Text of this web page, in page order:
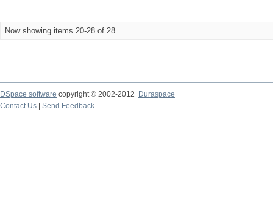
Now showing items 20-28 of 28
DSpace software copyright © 2002-2012
Duraspace
Contact Us
Send Feedback